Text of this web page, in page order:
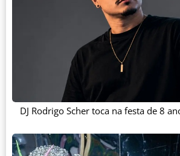
DJ Rodrigo Scher toca na festa de 8